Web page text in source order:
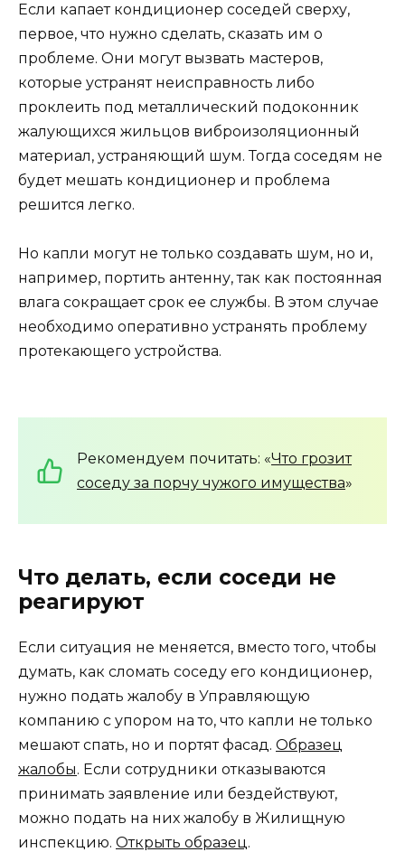
Если капает кондиционер соседей сверху,
первое, что нужно сделать, сказать им о
проблеме. Они могут вызвать мастеров,
которые устранят неисправность либо
проклеить под металлический подоконник
жалующихся жильцов виброизоляционный
материал, устраняющий шум. Тогда соседям не
будет мешать кондиционер и проблема
решится легко.
Но капли могут не только создавать шум, но и,
например, портить антенну, так как постоянная
влага сокращает срок ее службы. В этом случае
необходимо оперативно устранять проблему
протекающего устройства.
Рекомендуем почитать: «Что грозит
соседу за порчу чужого имущества»
Что делать, если соседи не
реагируют
Если ситуация не меняется, вместо того, чтобы
думать, как сломать соседу его кондиционер,
нужно подать жалобу в Управляющую
компанию с упором на то, что капли не только
мешают спать, но и портят фасад. Образец
жалобы. Если сотрудники отказываются
принимать заявление или бездействуют,
можно подать на них жалобу в Жилищную
инспекцию. Открыть образец .